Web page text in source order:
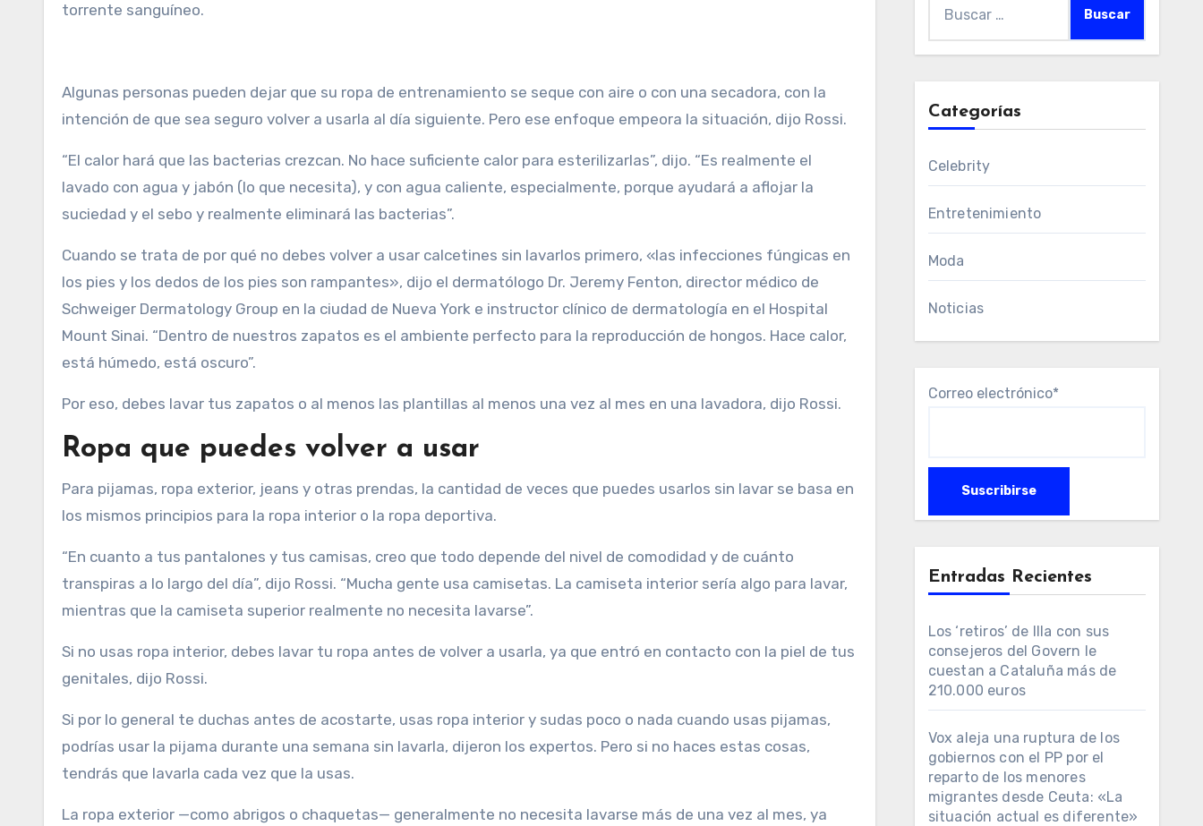
torrente sanguíneo.
Algunas personas pueden dejar que su ropa de entrenamiento se seque con aire o con una secadora, con la
intención de que sea seguro volver a usarla al día siguiente. Pero ese enfoque empeora la situación, dijo Rossi.
“El calor hará que las bacterias crezcan. No hace suficiente calor para esterilizarlas”, dijo. “Es realmente el
lavado con agua y jabón (lo que necesita), y con agua caliente, especialmente, porque ayudará a aflojar la
suciedad y el sebo y realmente eliminará las bacterias”.
Cuando se trata de por qué no debes volver a usar calcetines sin lavarlos primero, «las infecciones fúngicas en
los pies y los dedos de los pies son rampantes», dijo el dermatólogo Dr. Jeremy Fenton, director médico de
Schweiger Dermatology Group en la ciudad de Nueva York e instructor clínico de dermatología en el Hospital
Mount Sinai. “Dentro de nuestros zapatos es el ambiente perfecto para la reproducción de hongos. Hace calor,
está húmedo, está oscuro”.
Por eso, debes lavar tus zapatos o al menos las plantillas al menos una vez al mes en una lavadora, dijo Rossi.
Ropa que puedes volver a usar
Para pijamas, ropa exterior, jeans y otras prendas, la cantidad de veces que puedes usarlos sin lavar se basa en
los mismos principios para la ropa interior o la ropa deportiva.
“En cuanto a tus pantalones y tus camisas, creo que todo depende del nivel de comodidad y de cuánto
transpiras a lo largo del día”, dijo Rossi. “Mucha gente usa camisetas. La camiseta interior sería algo para lavar,
mientras que la camiseta superior realmente no necesita lavarse”.
Si no usas ropa interior, debes lavar tu ropa antes de volver a usarla, ya que entró en contacto con la piel de tus
genitales, dijo Rossi.
Si por lo general te duchas antes de acostarte, usas ropa interior y sudas poco o nada cuando usas pijamas,
podrías usar la pijama durante una semana sin lavarla, dijeron los expertos. Pero si no haces estas cosas,
tendrás que lavarla cada vez que la usas.
La ropa exterior —como abrigos o chaquetas— generalmente no necesita lavarse más de una vez al mes, ya
Categorías
Celebrity
Entretenimiento
Moda
Noticias
Correo electrónico*
Entradas Recientes
Los ‘retiros’ de Illa con sus
consejeros del Govern le
cuestan a Cataluña más de
210.000 euros
Vox aleja una ruptura de los
gobiernos con el PP por el
reparto de los menores
migrantes desde Ceuta: «La
situación actual es diferente»